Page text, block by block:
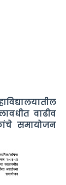
वाढीव
समायोजन